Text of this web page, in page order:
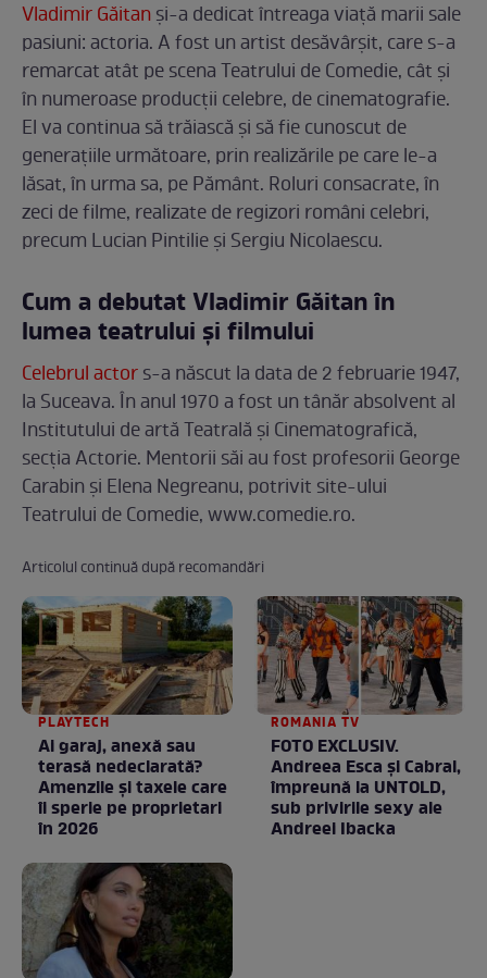
Vladimir Găitanși-a dedicat întreaga viață marii sale
pasiuni: actoria. A fost un artist desăvârșit, care s-a
remarcat atât pe scena Teatrului de Comedie, cât și
în numeroase producții celebre, de cinematografie.
El va continua să trăiască și să fie cunoscut de
generațiile următoare, prin realizările pe care le-a
lăsat, în urma sa, pe Pământ. Roluri consacrate, în
zeci de filme, realizate de regizori români celebri,
precum Lucian Pintilie și Sergiu Nicolaescu.
Cum a debutat Vladimir Găitan în
lumea teatrului și filmului
Celebrul actors-a născut la data de 2 februarie 1947,
la Suceava. În anul 1970 a fost un tânăr absolvent al
Institutului de artă Teatrală și Cinematografică,
secția Actorie. Mentorii săi au fost profesorii George
Carabin și Elena Negreanu, potrivit site-ului
Teatrului de Comedie, www.comedie.ro.
Articolul continuă după recomandări
PLAYTECH
Ai garaj, anexă sau
terasă nedeclarată?
Amenzile și taxele care
îi sperie pe proprietari
în 2026
ROMANIA TV
FOTO EXCLUSIV.
Andreea Esca şi Cabral,
împreună la UNTOLD,
sub privirile sexy ale
Andreei Ibacka